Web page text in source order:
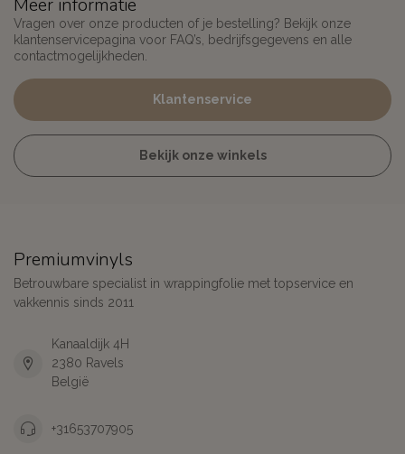
Vragen over onze producten of je bestelling? Bekijk onze
klantenservicepagina voor FAQ’s, bedrijfsgegevens en alle
contactmogelijkheden.
Klantenservice
Bekijk onze winkels
Premiumvinyls
Betrouwbare specialist in wrappingfolie met topservice en
vakkennis sinds 2011
Kanaaldijk 4H
2380 Ravels
België
+31653707905